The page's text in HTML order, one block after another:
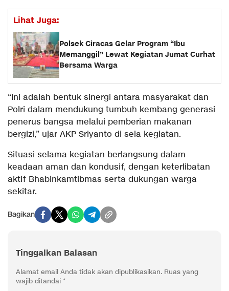
Lihat Juga:
Polsek Ciracas Gelar Program “Ibu
Memanggil” Lewat Kegiatan Jumat Curhat
Bersama Warga
“Ini adalah bentuk sinergi antara masyarakat dan
Polri dalam mendukung tumbuh kembang generasi
penerus bangsa melalui pemberian makanan
bergizi,” ujar AKP Sriyanto di sela kegiatan.
Situasi selama kegiatan berlangsung dalam
keadaan aman dan kondusif, dengan keterlibatan
aktif Bhabinkamtibmas serta dukungan warga
sekitar.
Bagikan
Tinggalkan Balasan
Alamat email Anda tidak akan dipublikasikan. Ruas yang
wajib ditandai *